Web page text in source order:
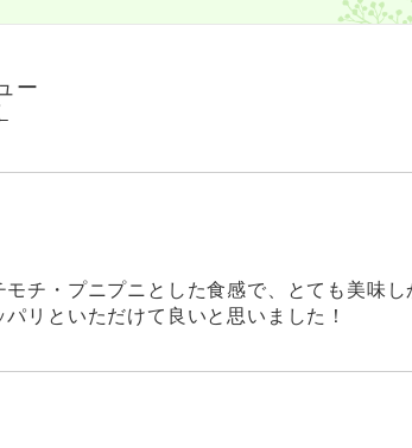
ー
チ・プニプニとした食感で、とても美味
リといただけて良いと思いました！